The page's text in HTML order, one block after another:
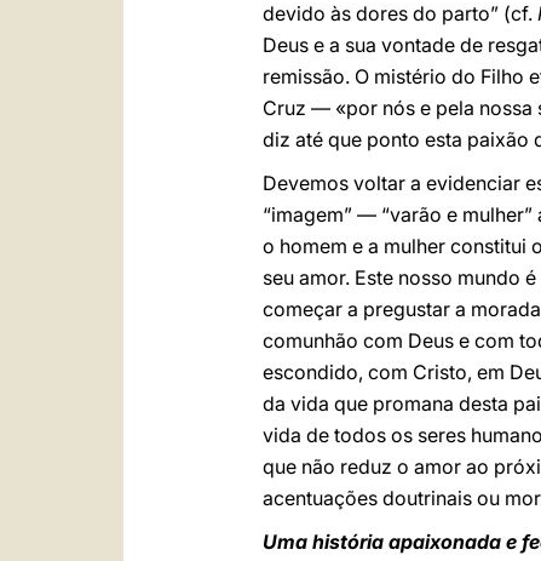
devido às dores do parto” (cf.
Deus e a sua vontade de
remissão. O mistério do Filho
Cruz — «por nós e pela
diz até que ponto esta paixão
Devemos voltar a evidenciar
“imagem” — “varão e mulher”
o homem e a mulher constitui
seu amor. Este nosso mundo
começar a pregustar a
comunhão com Deus e com
escondido, com Cristo, em
da vida que promana desta
vida de todos os seres
que não reduz o amor ao
acentuações doutrinais ou
Uma história apaixonada e